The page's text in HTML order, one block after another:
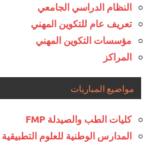
النظام الدراسي الجامعي
تعريف عام للتكوين المهني
مؤسسات التكوين المهني
المراكز
مواضيع المباريات
كليات الطب والصيدلة FMP
المدارس الوطنية للعلوم التطبيقية ENSA